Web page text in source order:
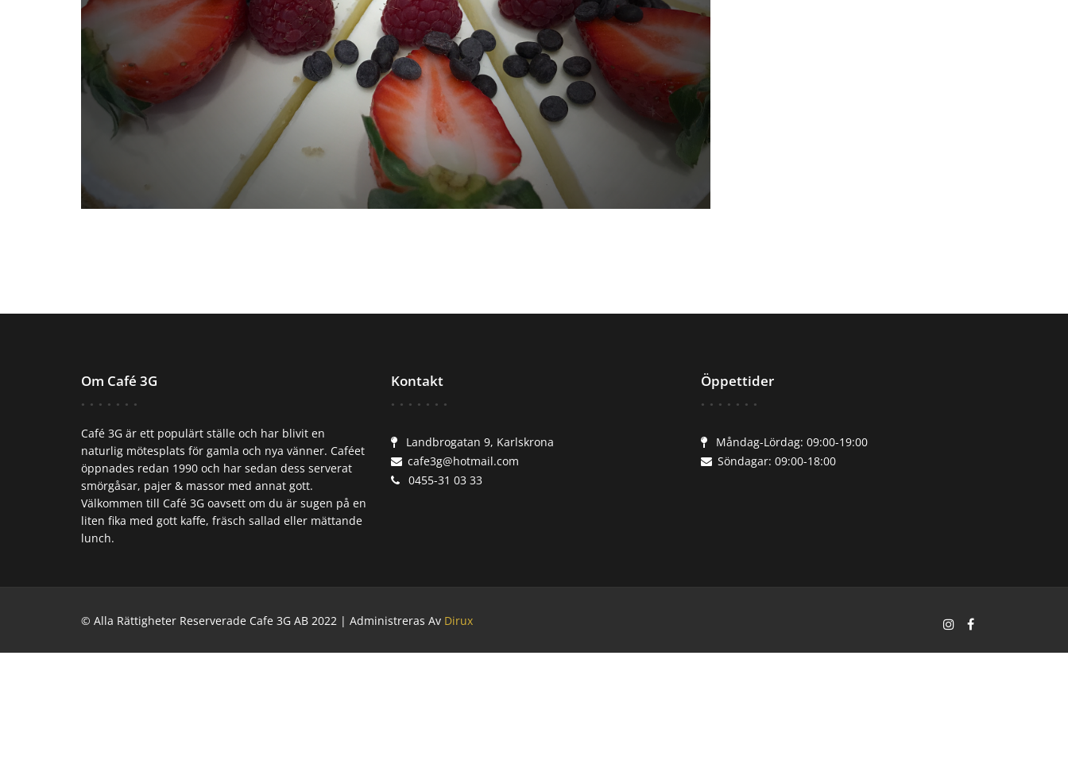
Om Café 3G
Café 3G är ett populärt ställe och har blivit en
naturlig mötesplats för gamla och nya vänner. Caféet
öppnades redan 1990 och har sedan dess serverat
smörgåsar, pajer & massor med annat gott.
Välkommen till Café 3G oavsett om du är sugen på en
liten fika med gott kaffe, fräsch sallad eller mättande
lunch.
Kontakt
Landbrogatan 9, Karlskrona
cafe3g@hotmail.com
0455-31 03 33
Öppettider
Måndag-Lördag: 09:00-19:00
Söndagar: 09:00-18:00
© Alla Rättigheter Reserverade Cafe 3G AB 2022 | Administreras Av Dirux